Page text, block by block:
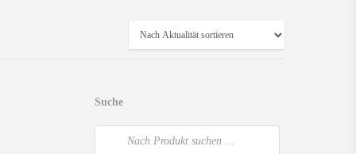
Suche
Products
search
Home